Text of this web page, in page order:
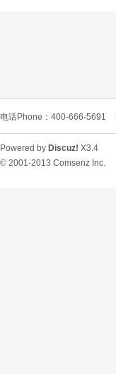
L
电话Phone：400-666-5691
Powered by Discuz! X3.4
© 2001-2013 Comsenz Inc.